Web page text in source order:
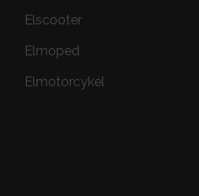
Elscooter
Elmoped
Elmotorcykel